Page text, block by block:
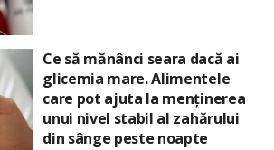
Ce să mănânci seara dacă ai
glicemia mare. Alimentele
care pot ajuta la menținerea
unui nivel stabil al zahărului
din sânge peste noapte